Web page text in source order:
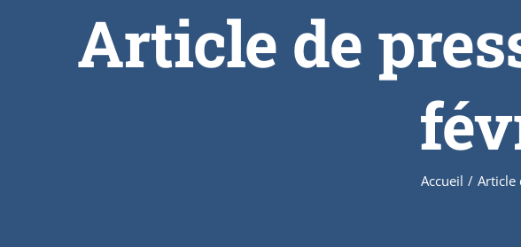
Article de
Accueil / Article